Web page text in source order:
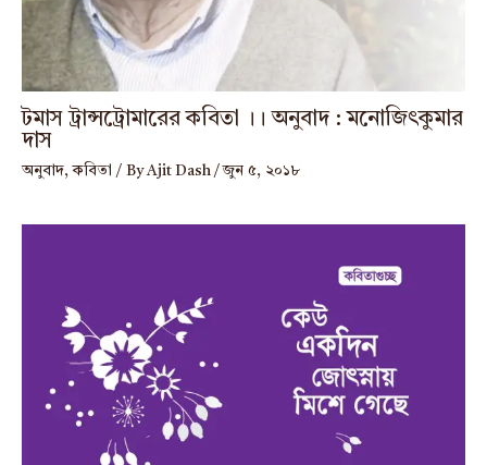
টমাস ট্রান্সট্রোমারের কবিতা ।। অনুবাদ : মনোজিৎকুমার
দাস
অনুবাদ,কবিতা / By Ajit Dash /জুন ৫, ২০১৮